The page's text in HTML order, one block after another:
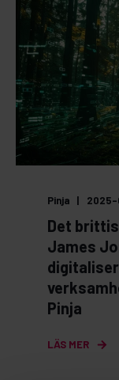
Pinja 2025-
Det
James
Pinja
LÄS MER